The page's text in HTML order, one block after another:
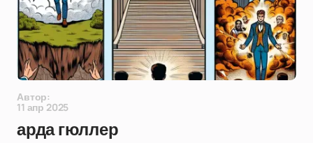
Автор:
11 апр 2025
арда гюллер